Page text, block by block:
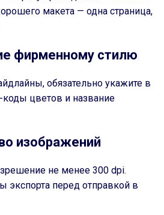
макета — одна страница,
фирменному стилю
обязательно укажите в
коды цветов и название
изображений
не менее 300 dpi.
экспорта перед отправкой в